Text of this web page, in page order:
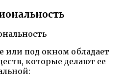
или под окном обладает
которые делают ее